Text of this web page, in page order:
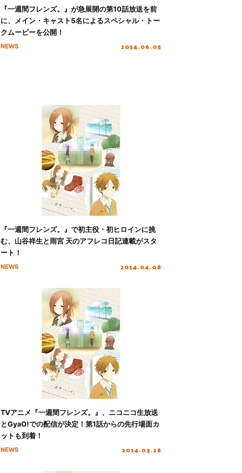
『一週間フレンズ。』が急展開の第10話放送を前
に、メイン・キャスト5名によるスペシャル・トー
クムービーを公開！
NEWS 2014.06.05
『一週間フレンズ。』で初主役・初ヒロインに挑
む、山谷祥生と雨宮 天のアフレコ日記連載がスタ
ート！
NEWS 2014.04.08
TVアニメ『一週間フレンズ。』、ニコニコ生放送
とGyaO!での配信が決定！第1話からの先行場面カ
ットも到着！
NEWS 2014.03.28